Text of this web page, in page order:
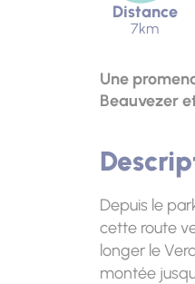
Distance
7km
Une
Beauvezer
Depuis le
cette route
longer le
montée